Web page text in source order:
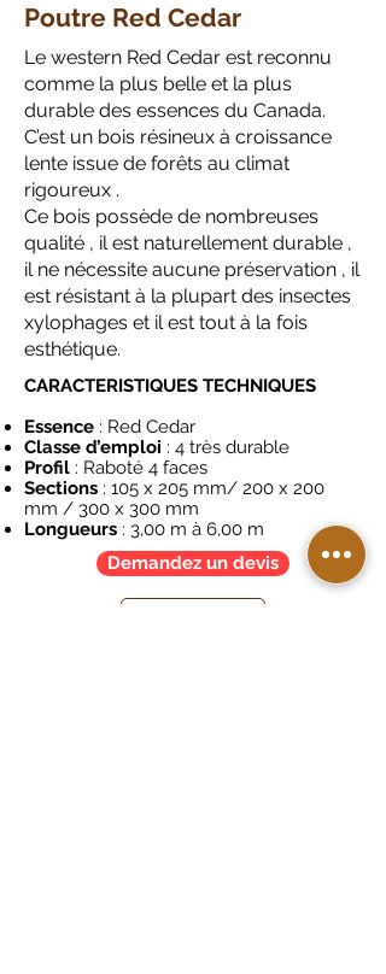
Poutre Red Cedar
Le western Red Cedar est reconnu
comme la plus belle et la plus
durable des essences du Canada.
C’est un bois résineux à croissance
lente issue de forêts au climat
rigoureux .
Ce bois possède de nombreuses
qualité , il est naturellement durable ,
il ne nécessite aucune préservation , il
est résistant à la plupart des insectes
xylophages et il est tout à la fois
esthétique.
CARACTERISTIQUES TECHNIQUES
Essence : Red Cedar
Classe d’emploi : 4 très durable
Profil : Raboté 4 faces
Sections : 105 x 205 mm/ 200 x 200
mm / 300 x 300 mm
Longueurs : 3,00 m à 6,00 m
Demandez un devis